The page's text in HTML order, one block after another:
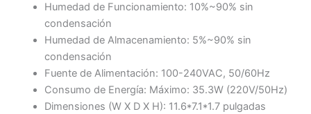
Humedad de Funcionamiento: 10%~90% sin
condensación
Humedad de Almacenamiento: 5%~90% sin
condensación
Fuente de Alimentación: 100-240VAC, 50/60Hz
Consumo de Energía: Máximo: 35.3W (220V/50Hz)
Dimensiones (W X D X H): 11.6*7.1*1.7 pulgadas